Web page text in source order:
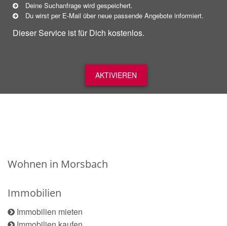
Deine Suchanfrage wird gespeichert.
Du wirst per E-Mail über neue passende Angebote informiert.
Dieser Service ist für Dich kostenlos.
AKTIVIEREN
Wohnen in Morsbach
Immobilien
Immobilien mieten